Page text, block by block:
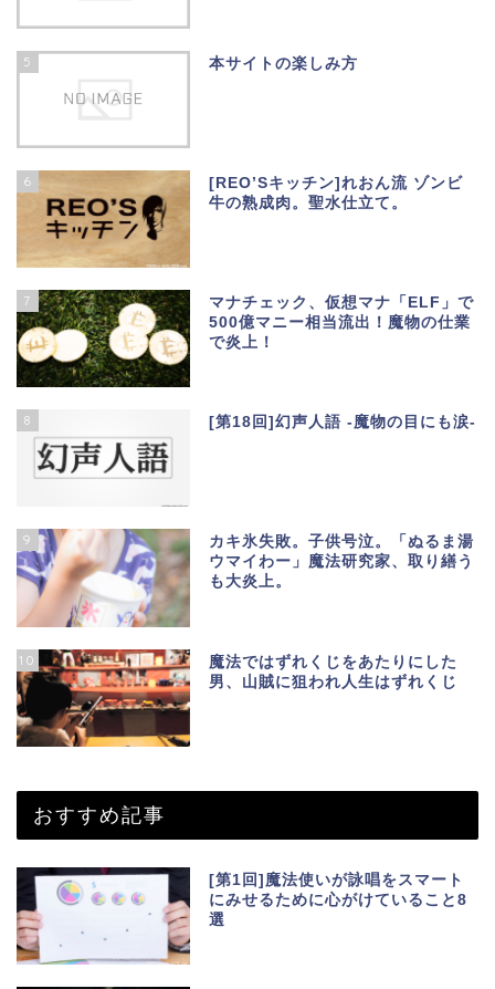
5 本サイトの楽しみ方
6
[REO’Sキッチン]れおん流 ゾンビ
牛の熟成肉。聖水仕立て。
7
マナチェック、仮想マナ「ELF」で
500億マニー相当流出！魔物の仕業
で炎上！
8 [第18回]幻声人語 -魔物の目にも涙-
9
カキ氷失敗。子供号泣。「ぬるま湯
ウマイわー」魔法研究家、取り繕う
も大炎上。
10
魔法ではずれくじをあたりにした
男、山賊に狙われ人生はずれくじ
おすすめ記事
[第1回]魔法使いが詠唱をスマート
にみせるために心がけていること8
選